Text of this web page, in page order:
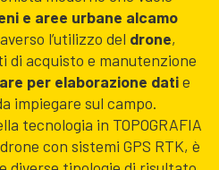
e aree urbane alcamo
l’utilizzo del drone,
di acquisto e manutenzione
per elaborazione datie
impiegare sul campo.
tecnologia in TOPOGRAFIA
con sistemi GPS RTK, è